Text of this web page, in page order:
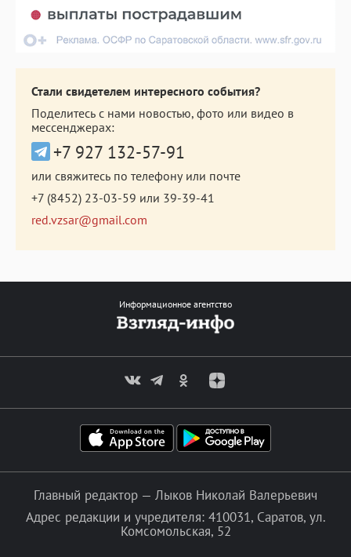
Стали свидетелем интересного события?
Поделитесь с нами новостью, фото или видео в
мессенджерах:
+7 927 132-57-91
или свяжитесь по телефону или почте
+7 (8452) 23-03-59 или 39-39-41
red.vzsar@gmail.com
Информационное агентство
Главный редактор — Лыков Николай Валерьевич
Адрес редакции и учредителя: 410031, Саратов, ул.
Комсомольская, 52